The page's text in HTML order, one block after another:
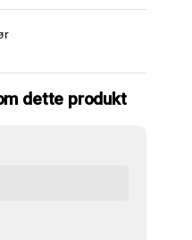
dette produkt